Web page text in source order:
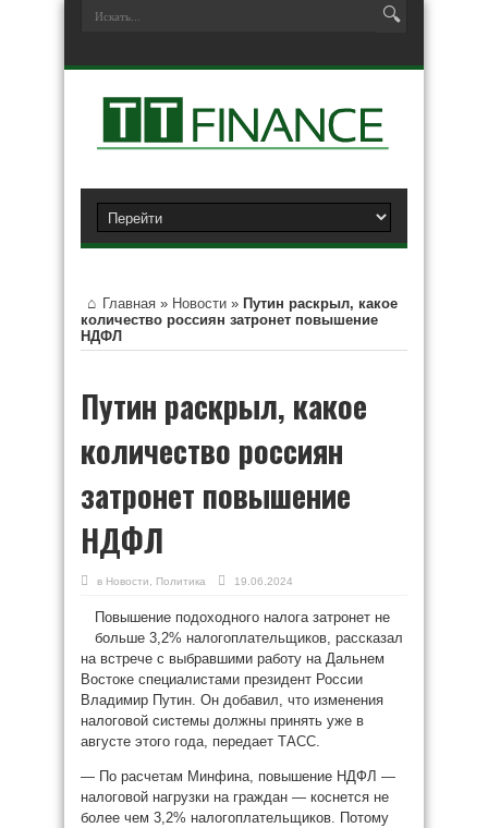
Главная » Новости » Путин раскрыл, какое
количество россиян затронет повышение
НДФЛ
Путин раскрыл, какое
количество россиян
затронет повышение
НДФЛ
в Новости Политика 19.06.2024
Повышение подоходного налога затронет не
больше 3,2% налогоплательщиков, рассказал
на встрече с выбравшими работу на Дальнем
Востоке специалистами президент России
Владимир Путин. Он добавил, что изменения
налоговой системы должны принять уже в
августе этого года, передает ТАСС.
— По расчетам Минфина, повышение НДФЛ —
налоговой нагрузки на граждан — коснется не
более чем 3,2% налогоплательщиков. Потому